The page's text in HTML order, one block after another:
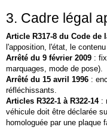
3. Cadre légal
Article R317‑8 du Code de
l'apposition, l'état, le
Arrêté du 9 février 2009 :
marquages, mode de pose).
Arrêté du 15 avril 1996 :
réfléchissants.
Articles R322‑1 à R322‑14:
véhicule doit être déclarée
homologuée par une plaque